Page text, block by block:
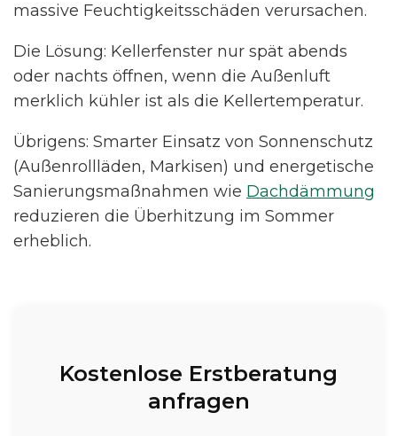
massive Feuchtigkeitsschäden verursachen.
Die Lösung: Kellerfenster nur spät abends
oder nachts öffnen, wenn die Außenluft
merklich kühler ist als die Kellertemperatur.
Übrigens: Smarter Einsatz von Sonnenschutz
(Außenrollläden, Markisen) und energetische
Sanierungsmaßnahmen wie Dachdämmung
reduzieren die Überhitzung im Sommer
erheblich.
Kostenlose Erstberatung
anfragen